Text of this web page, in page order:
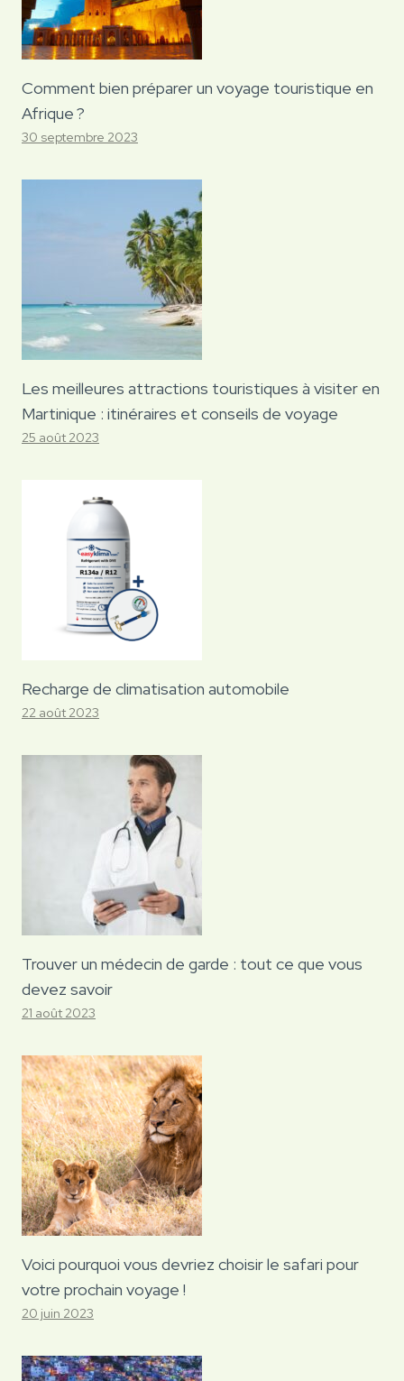
Comment bien préparer un voyage touristique en
Afrique ?
30 septembre 2023
Les meilleures attractions touristiques à visiter en
Martinique : itinéraires et conseils de voyage
25 août 2023
Recharge de climatisation automobile
22 août 2023
Trouver un médecin de garde : tout ce que vous
devez savoir
21 août 2023
Voici pourquoi vous devriez choisir le safari pour
votre prochain voyage !
20 juin 2023